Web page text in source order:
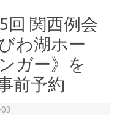
回 関西例会
わ湖ホー
ガー》を
前予約